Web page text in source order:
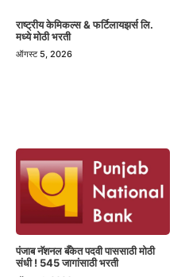
राष्ट्रीय केमिकल्स & फर्टिलायझर्स लि.
मध्ये मोठी भरती
ऑगस्ट 5, 2026
पंजाब नॅशनल बँकेत पदवी पाससाठी मोठी
संधी ! 545 जागांसाठी भरती